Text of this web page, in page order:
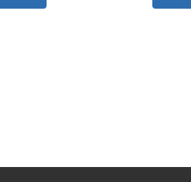
Корзину